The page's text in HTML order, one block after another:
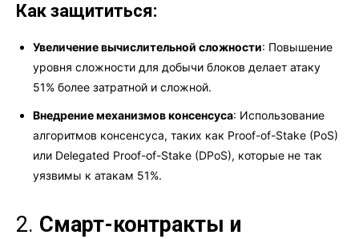
Как защититься:
Увеличение вычислительной сложности: Повышение
уровня сложности для добычи блоков делает атаку
51% более затратной и сложной.
Внедрение механизмов консенсуса: Использование
алгоритмов консенсуса, таких как Proof-of-Stake (PoS)
или Delegated Proof-of-Stake (DPoS), которые не так
уязвимы к атакам 51%.
2. Смарт-контракты и